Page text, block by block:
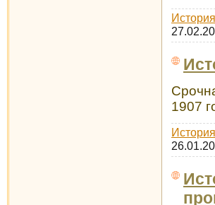
История
1907
История